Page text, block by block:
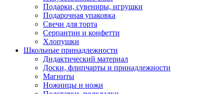
Подарки, сувениры, игрушки
Подарочная упаковка
Свечи для торта
Серпантин и конфетти
Хлопушки
Школьные принадлежности
Дидактический материал
Доски, флипчарты и принадлежности
Магниты
Ножницы и ножи